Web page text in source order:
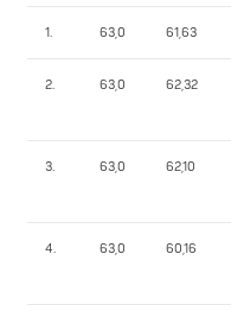
1. 63,0 61,63
2. 63,0 62,32
3. 63,0 62,10
4. 63,0 60,16